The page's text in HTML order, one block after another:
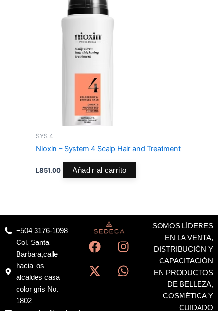
SYS 4
Nioxin – System 4 Scalp Hair and Treatment
L851.00 Añadir al carrito
+504 3176-1098
Col. Santa
Barbara,calle
hacia los
alcaldes casa
color gris No.
1802
F
a
c
e
I
n
s
t
X
-
t
w
W
h
a
t
SOMOS LÍDERES
EN LA VENTA,
DISTRIBUCIÓN Y
CAPACITACIÓN
EN PRODUCTOS
DE BELLEZA,
COSMÉTICA Y
CUIDADO